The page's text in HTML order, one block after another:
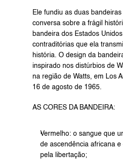
Ele fundiu as duas
conversa sobre a frágil
bandeira dos Estados
contraditórias que ela
história. O design da
inspirado nos distúrbios de
na região de Watts, em Los
16 de agosto de 1965.
AS CORES DA BANDEIRA:
Vermelho: o sangue que
de ascendência africana
pela libertação;